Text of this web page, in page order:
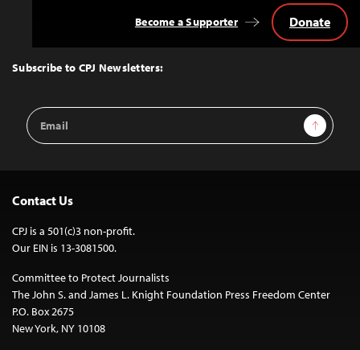
Top
Subscribe to CPJ Newsletters:
Email
Address
Sign Up
Become a Supporter Donate
Contact Us
CPJ is a 501(c)3 non-profit.
Our EIN is 13-3081500.
Committee to Protect Journalists
The John S. and James L. Knight Foundation Press Freedom Center
P.O. Box 2675
New York, NY 10108